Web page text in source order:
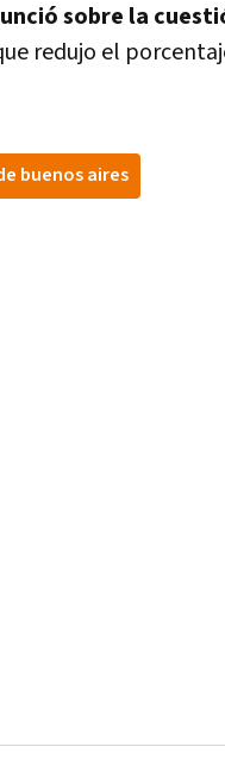
sobre la
redujo el
buenos aires